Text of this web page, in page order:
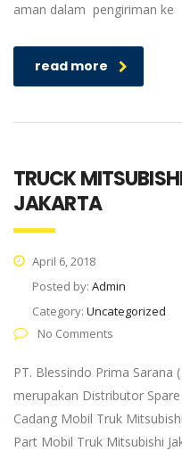
aman dalam pengiriman ke
read more
TRUCK
JAKARTA
April 6, 2018
Posted by: Admin
Category: Uncategorized
No Comments
PT. Blessindo Prima Sarana
merupakan Distributor
Cadang Mobil Truk
Part Mobil Truk Mitsubishi